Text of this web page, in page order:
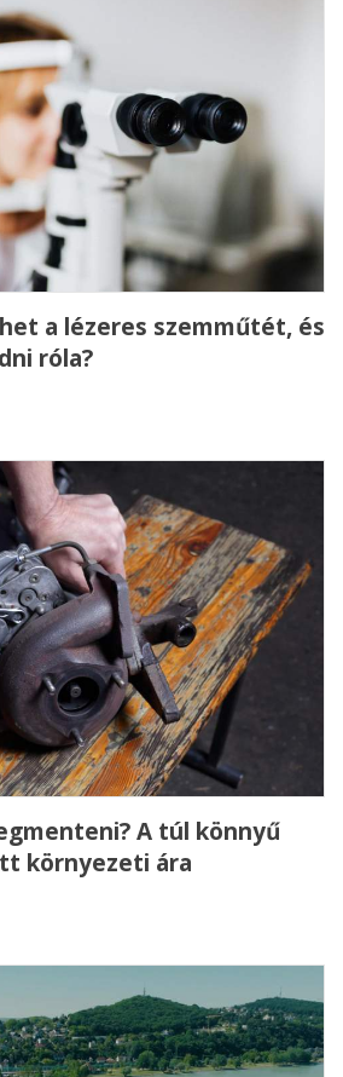
a lézeres szemműtét, és
róla?
A túl könnyű
környezeti ára